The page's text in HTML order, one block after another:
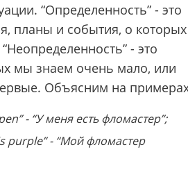
“Определенность” - это
планы и события, о которых
- это
мы знаем очень мало, или
Объясним на
- “У меня есть фломастер”;
purple” - “Мой фломастер